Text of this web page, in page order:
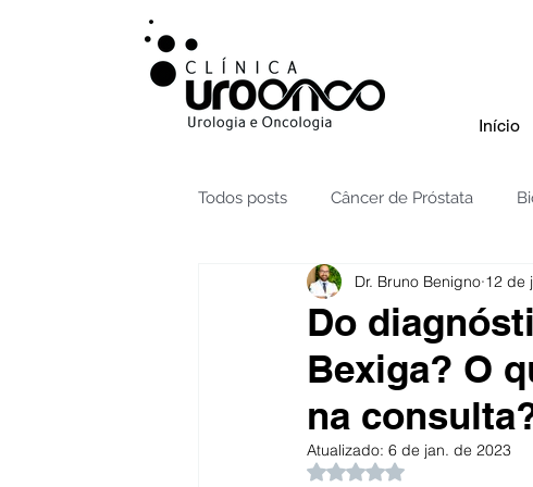
Início
Todos posts Câncer de Próstata
Radioterapia câncer de Próstata
Testículos | Câncer Câncer de
Hidronefrose Hiperplasia
Do
Bexiga? O
na
Dr. Bruno Benigno 12 de
Atualizado: 6 de jan. de 2023
Avaliado com NaN de 5